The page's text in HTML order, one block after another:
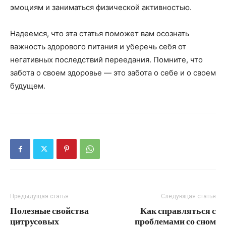
эмоциям и заниматься физической активностью.
Надеемся, что эта статья поможет вам осознать
важность здорового питания и уберечь себя от
негативных последствий переедания. Помните, что
забота о своем здоровье — это забота о себе и о своем
будущем.
Предыдущая статья
Полезные свойства
цитрусовых
Следующая статья
Как справляться с
проблемами со сном